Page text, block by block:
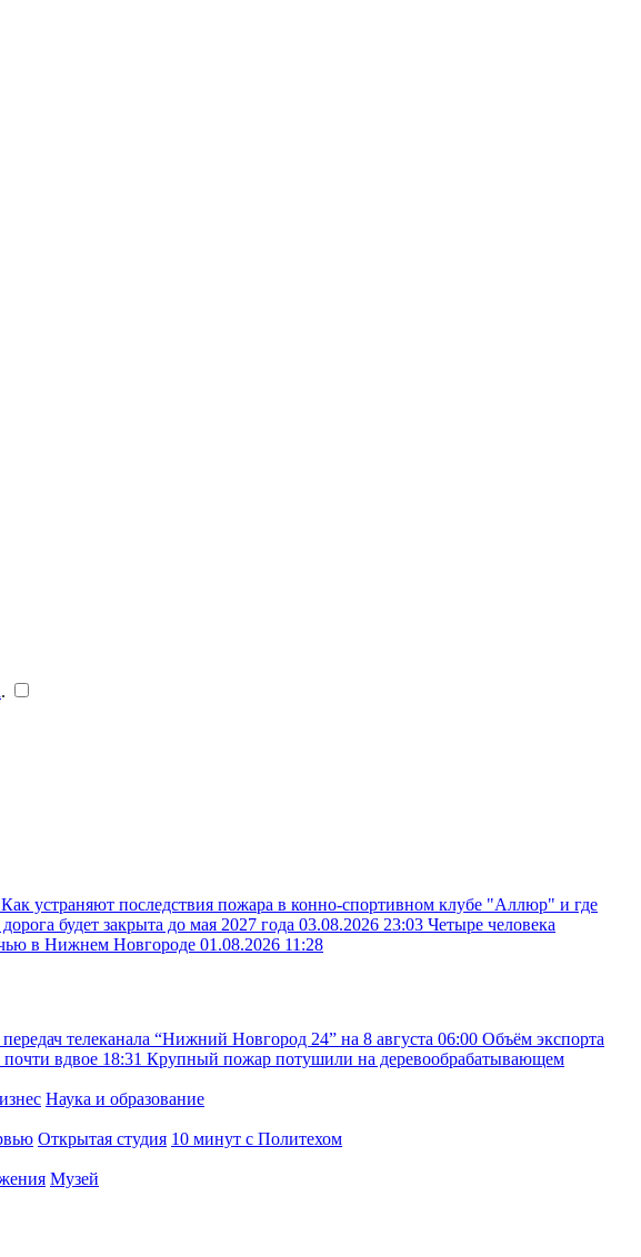
.
Как устраняют последствия пожара в конно-спортивном клубе "Аллюр" и где
будет закрыта до мая 2027 года 03.08.2026 23:03 Четыре человека
в Нижнем Новгороде 01.08.2026 11:28
телеканала “Нижний Новгород 24” на 8 августа 06:00 Объём экспорта
вдвое 18:31 Крупный пожар потушили на деревообрабатывающем
Наука и образование
Открытая студия 10 минут с Политехом
Музей